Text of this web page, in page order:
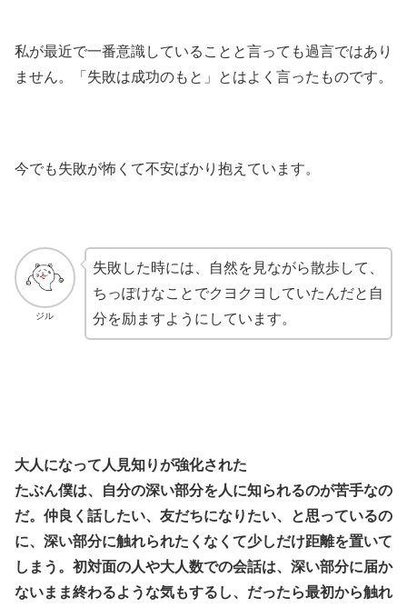
私が最近で一番意識していることと言っても過言ではあり
ません。「失敗は成功のもと」とはよく言ったものです。
今でも失敗が怖くて不安ばかり抱えています。
ジル
失敗した時には、自然を見ながら散歩して、
ちっぽけなことでクヨクヨしていたんだと自
分を励ますようにしています。
大人になって人見知りが強化された
たぶん僕は、自分の深い部分を人に知られるのが苦手なの
だ。仲良く話したい、友だちになりたい、と思っているの
に、深い部分に触れられたくなくて少しだけ距離を置いて
しまう。初対面の人や大人数での会話は、深い部分に届か
ないまま終わるような気もするし、だったら最初から触れ